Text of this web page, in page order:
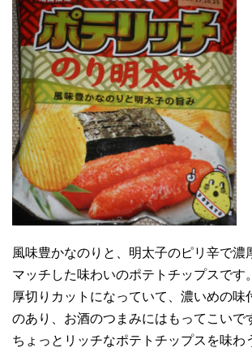
風味豊かなのりと、明太子のピリ辛で濃
マッチした味わいのポテトチップスです。
厚切りカットになっていて、濃いめの味
のあり、お酒のつまみにはもってこいで
ちょっとリッチなポテトチップスを味わ